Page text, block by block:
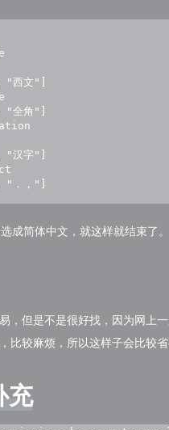
西文"]
全角"]
汉字"]
．，"]
成简体中文，就这样就结束了。
，但是不是很好找，因为网上
比较麻烦，所以这样子会比较
充